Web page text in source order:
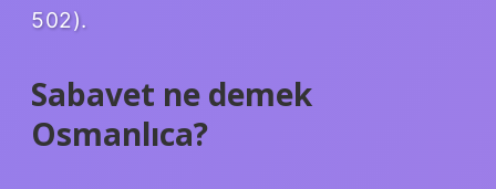
502).
Sabavet ne demek
Osmanlıca?